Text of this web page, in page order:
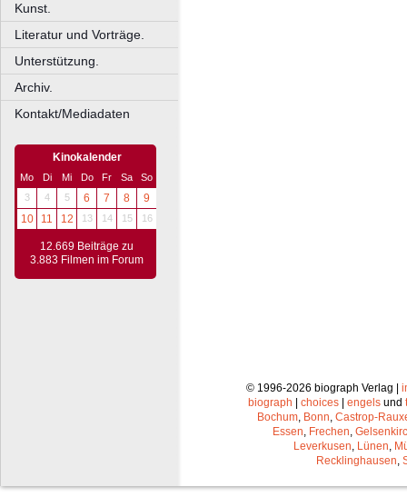
Kunst.
Literatur und Vorträge.
Unterstützung.
Archiv.
Kontakt/Mediadaten
Kinokalender
Mo Di Mi Do Fr Sa
So
3
4 5 6 7 8
9
10
11 12 13 14 15 16
12.669 Beiträge zu
3.883 Filmen im Forum
© 1996-2026 biograph Verlag |
biograph
choices engels und
Bochum, Bonn, Castrop-
Essen, Frechen,
Leverkusen, Lünen,
Recklinghausen,